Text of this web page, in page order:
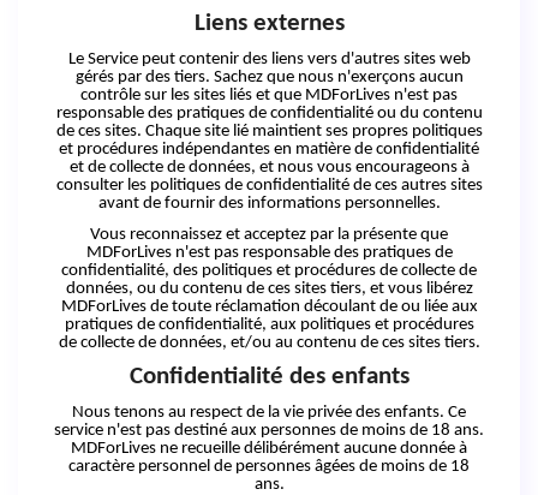
Liens externes
Le Service peut contenir des liens vers d'autres sites web
gérés par des tiers. Sachez que nous n'exerçons aucun
contrôle sur les sites liés et que MDForLives n'est pas
responsable des pratiques de confidentialité ou du contenu
de ces sites. Chaque site lié maintient ses propres politiques
et procédures indépendantes en matière de confidentialité
et de collecte de données, et nous vous encourageons à
consulter les politiques de confidentialité de ces autres sites
avant de fournir des informations personnelles.
Vous reconnaissez et acceptez par la présente que
MDForLives n'est pas responsable des pratiques de
confidentialité, des politiques et procédures de collecte de
données, ou du contenu de ces sites tiers, et vous libérez
MDForLives de toute réclamation découlant de ou liée aux
pratiques de confidentialité, aux politiques et procédures
de collecte de données, et/ou au contenu de ces sites tiers.
Confidentialité des enfants
Nous tenons au respect de la vie privée des enfants. Ce
service n'est pas destiné aux personnes de moins de 18 ans.
MDForLives ne recueille délibérément aucune donnée à
caractère personnel de personnes âgées de moins de 18
ans.